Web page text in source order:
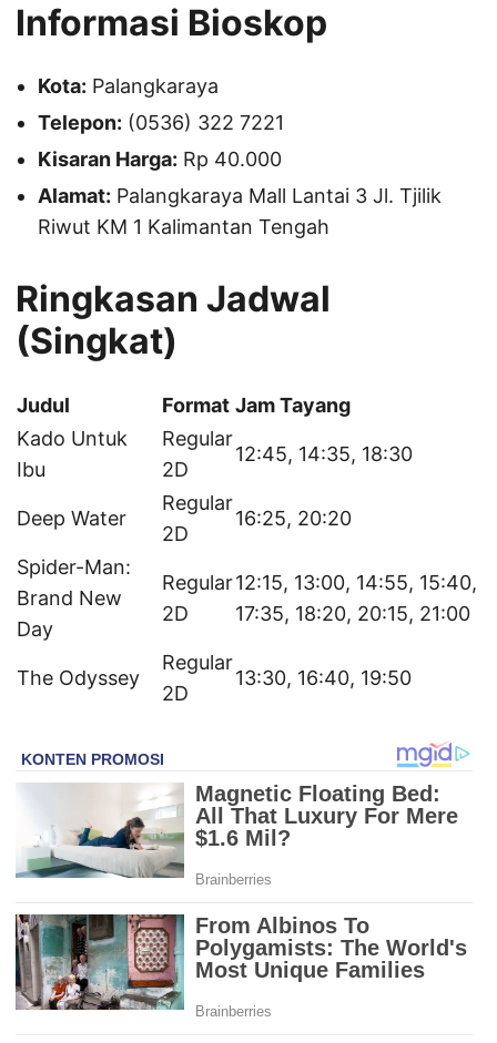
Informasi Bioskop
Kota: Palangkaraya
Telepon: (0536) 322 7221
Kisaran Harga: Rp 40.000
Alamat: Palangkaraya Mall Lantai 3 Jl. Tjilik
Riwut KM 1 Kalimantan Tengah
Ringkasan Jadwal
(Singkat)
Judul Format Jam Tayang
Kado Untuk
Ibu
Regular
2D
12:45, 14:35, 18:30
Deep Water
Regular
2D
16:25, 20:20
Spider-Man:
Brand New
Day
Regular
2D
12:15, 13:00, 14:55, 15:40,
17:35, 18:20, 20:15, 21:00
The Odyssey
Regular
2D
13:30, 16:40, 19:50